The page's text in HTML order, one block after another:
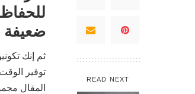
READ NEXT
ضعيفة
ثم إنك
توفير
المقال